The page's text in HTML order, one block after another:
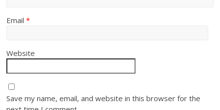
Email*
Website
Save my name, email, and website in this browser for the